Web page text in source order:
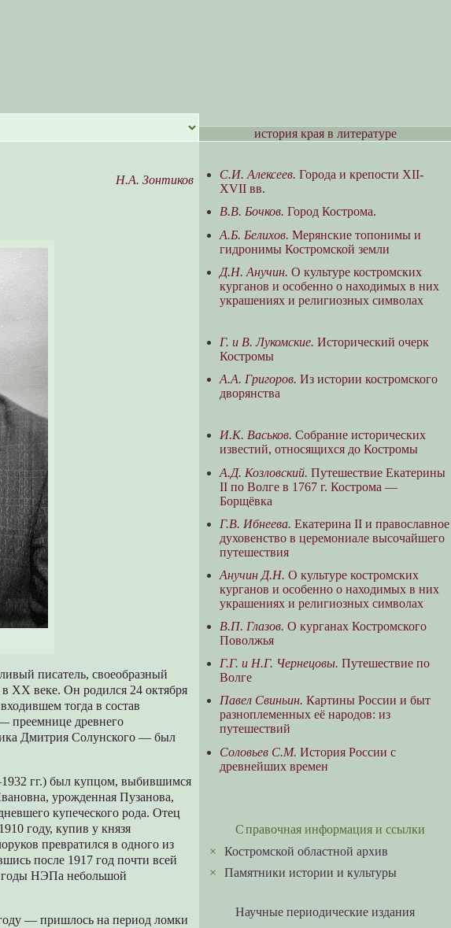
Н.А. Зонтиков
писатель, своеобразный
XX веке. Он родился 24 октября
тогда в состав
преемнице древнего
Дмитрия Солунского — был
гг.) был купцом, выбившимся
урожденная Пузанова,
купеческого рода. Отец
году, купив у князя
превратился в одного из
после 1917 год почти всей
годы НЭПа небольшой
— пришлось на период ломки
история края в литературе
С.И. Алексеев. Города и крепости XII-
XVII вв.
В.В. Бочков. Город Кострома.
А.Б. Белихов. Мерянские топонимы и
гидронимы Костромской земли
Д.Н. Анучин. О культуре костромских
курганов и особенно о находимых в них
украшениях и религиозных символах
Г. и В. Лукомские. Исторический очерк
Костромы
А.А. Григоров. Из истории костромского
дворянства
И.К. Васьков. Собрание исторических
известий, относящихся до Костромы
А.Д. Козловский. Путешествие Екатерины
II по Волге в 1767 г. Кострома —
Борщёвка
Г.В. Ибнеева. Екатерина II и православное
духовенство в церемониале высочайшего
путешествия
Анучин Д.Н. О культуре костромских
курганов и особенно о находимых в них
украшениях и религиозных символах
В.П. Глазов. О курганах Костромского
Поволжья
Г.Г. и Н.Г. Чернецовы. Путешествие по
Волге
Павел Свиньин. Картины России и быт
разноплеменных её народов: из
путешествий
Соловьев С.М. История России с
древнейших времен
Справочная информация и ссылки
×Костромской областной архив
×Памятники истории и культуры
Научные периодические издания